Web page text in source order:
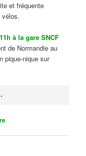
et fréquente
vélos.
à la gare SNCF
de Normandie au
pique-nique sur